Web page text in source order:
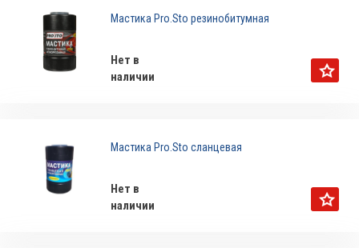
Мастика Pro.Sto резинобитумная
Нет в
наличии
Мастика Pro.Sto сланцевая
Нет в
наличии